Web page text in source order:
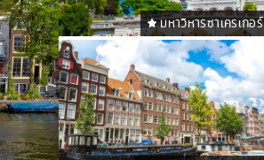
มหาวิหารซาเครเกอร์